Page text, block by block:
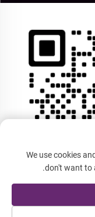
We use cookies
don't want to